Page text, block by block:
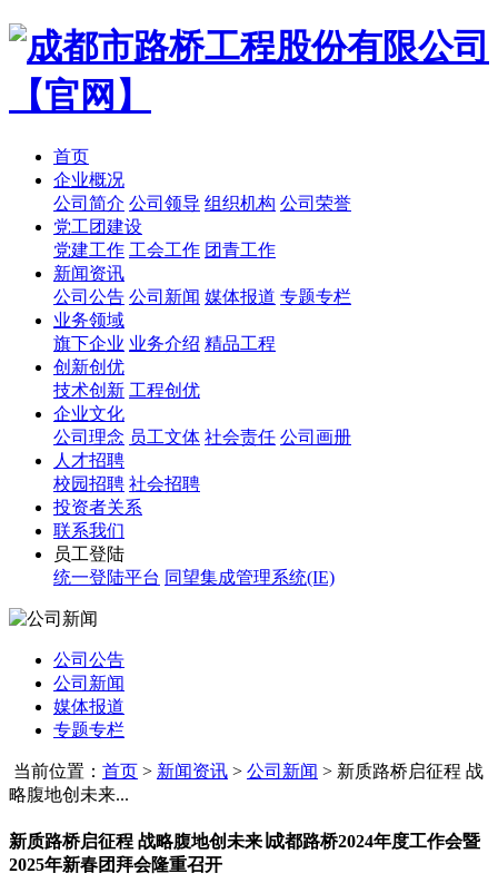
首页
企业概况
公司简介 公司领导 组织机构 公司荣誉
党工团建设
党建工作 工会工作 团青工作
新闻资讯
公司公告 公司新闻 媒体报道 专题专栏
业务领域
旗下企业 业务介绍 精品工程
创新创优
技术创新 工程创优
企业文化
公司理念 员工文体 社会责任 公司画册
人才招聘
校园招聘 社会招聘
投资者关系
联系我们
员工登陆
统一登陆平台 同望集成管理系统(IE)
公司公告
公司新闻
媒体报道
专题专栏
当前位置： 首页 > 新闻资讯 > 公司新闻 > 新质路桥启征程 战
略腹地创未来...
新质路桥启征程 战略腹地创未来∣成都路桥2024年度工作会暨
2025年新春团拜会隆重召开